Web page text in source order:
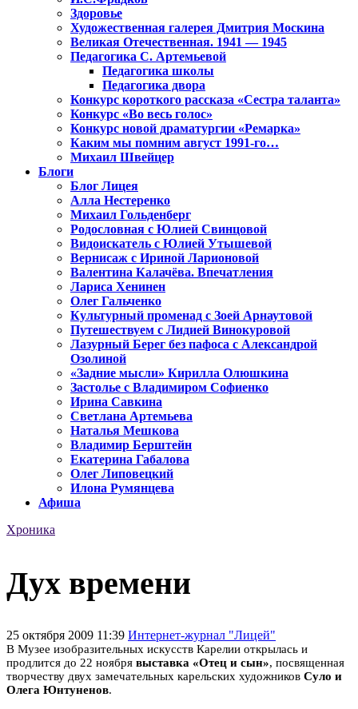
Здоровье
Художественная галерея Дмитрия Москина
Великая Отечественная. 1941 — 1945
Педагогика С. Артемьевой
Педагогика школы
Педагогика двора
Конкурс короткого рассказа «Сестра таланта»
Конкурс «Во весь голос»
Конкурс новой драматургии «Ремарка»
Каким мы помним август 1991-го…
Михаил Швейцер
Блоги
Блог Лицея
Алла Нестеренко
Михаил Гольденберг
Родословная с Юлией Свинцовой
Видоискатель с Юлией Утышевой
Вернисаж с Ириной Ларионовой
Валентина Калачёва. Впечатления
Лариса Хенинен
Олег Гальченко
Культурный променад с Зоей Арнаутовой
Путешествуем с Лидией Винокуровой
Лазурный Берег без пафоса с Александрой
Озолиной
«Задние мысли» Кирилла Олюшкина
Застолье с Владимиром Софиенко
Ирина Савкина
Светлана Артемьева
Наталья Мешкова
Владимир Берштейн
Екатерина Габалова
Олег Липовецкий
Илона Румянцева
Афиша
Хроника
Дух времени
25 октября 2009 11:39 Интернет-журнал "Лицей"
В Музее изобразительных искусств Карелии открылась и
продлится до 22 ноября выставка «Отец и сын», посвященная
творчеству двух замечательных карельских художников Суло и
Олега Юнтуненов.